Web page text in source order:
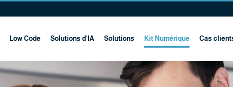
Low Code Solutions d’IA Solutions Kit Numérique Cas